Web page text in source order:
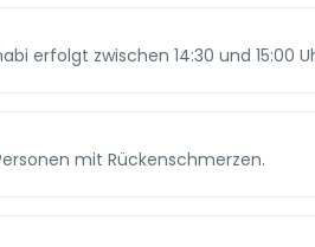
erfolgt zwischen 14:30 und 15:00
mit Rückenschmerzen.